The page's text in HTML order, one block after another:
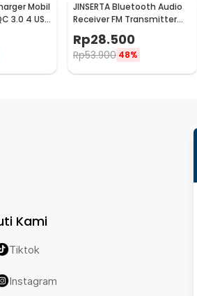
Mobil
3.0 4 USB
358
JINSERTA Bluetooth Audio
Receiver FM Transmitter
USB Charger - X8
Rp28.500
Rp53.900 48%
Kami
Tiktok
Instagram